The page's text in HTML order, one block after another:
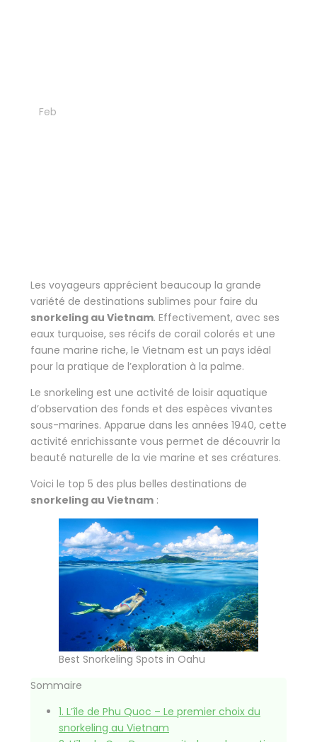
Feb
Les voyageurs apprécient beaucoup la grande
variété de destinations sublimes pour faire du
snorkeling au Vietnam. Effectivement, avec ses
eaux turquoise, ses récifs de corail colorés et une
faune marine riche, le Vietnam est un pays idéal
pour la pratique de l’exploration à la palme.
Le snorkeling est une activité de loisir aquatique
d’observation des fonds et des espèces vivantes
sous-marines. Apparue dans les années 1940, cette
activité enrichissante vous permet de découvrir la
beauté naturelle de la vie marine et ses créatures.
Voici le top 5 des plus belles destinations de
snorkeling au Vietnam :
Best Snorkeling Spots in Oahu
Sommaire
1. L’île de Phu Quoc – Le premier choix du
snorkeling au Vietnam